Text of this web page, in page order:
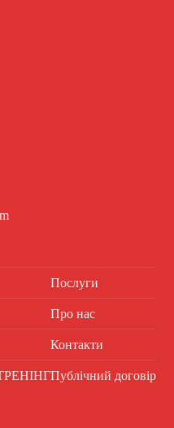
Послуги
Про нас
Контакти
Публічний договір